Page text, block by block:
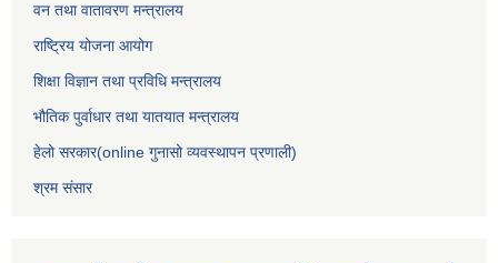
वन तथा वातावरण मन्त्रालय
राष्ट्रिय योजना आयोग
शिक्षा विज्ञान तथा प्रविधि मन्त्रालय
भौतिक पुर्वाधार तथा यातयात मन्त्रालय
हेलो सरकार(online गुनासो व्यवस्थापन प्रणाली)
श्रम संसार